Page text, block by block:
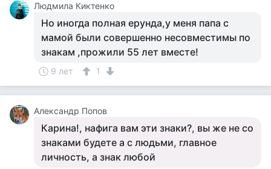
Людмила Киктенко
Но иногда полная ерунда,у меня папа с
мамой были совершенно несовместимы по
знакам ,прожили 55 лет вместе!
9 лет 1
Александр Попов
Карина!, нафига вам эти знаки?, вы же не со
знаками будете а с людьми, главное
личность, а знак любой